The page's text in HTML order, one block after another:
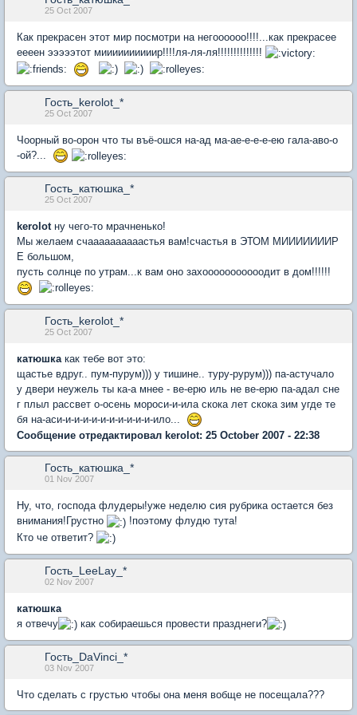
25 Oct 2007
Как прекрасен этот мир посмотри на негоооооо!!!!...как прекрасее
еееен эээээтот миииииииииир!!!!ля-ля-ля!!!!!!!!!!!!!!
Гость_kerolot_*
25 Oct 2007
Чоорный во-орон что ты въё-ошся на-ад ма-ае-е-е-е-ею гала-аво-о
-ой?...
Гость_катюшка_*
25 Oct 2007
kerolotну чего-то мрачненько!
Мы желаем счаааааааааастья вам!счастья в ЭТОМ МИИИИИИИР
Е большом,
пусть солнце по утрам...к вам оно захооооооооооодит в дом!!!!!!
Гость_kerolot_*
25 Oct 2007
катюшка как тебе вот это:
щастье вдруг.. пум-пурум))) у тишине.. туру-рурум))) па-астучало
у двери неужель ты ка-а мнее - ве-ерю иль не ве-ерю па-адал сне
г плыл рассвет о-осень мороси-и-ила скока лет скока зим угде те
бя на-аси-и-и-и-и-и-и-и-и-и-и-ило...
Сообщение отредактировал kerolot: 25 October 2007 - 22:38
Гость_катюшка_*
01 Nov 2007
Ну, что, господа флудеры!уже неделю сия рубрика остается без
внимания!Грустно
!поэтому флудю тута!
Кто че ответит?
Гость_LeeLay_*
02 Nov 2007
катюшка
я отвечу
как собираешься провести празднеги?
Гость_DaVinci_*
03 Nov 2007
Что сделать с грустью чтобы она меня вобще не посещала???